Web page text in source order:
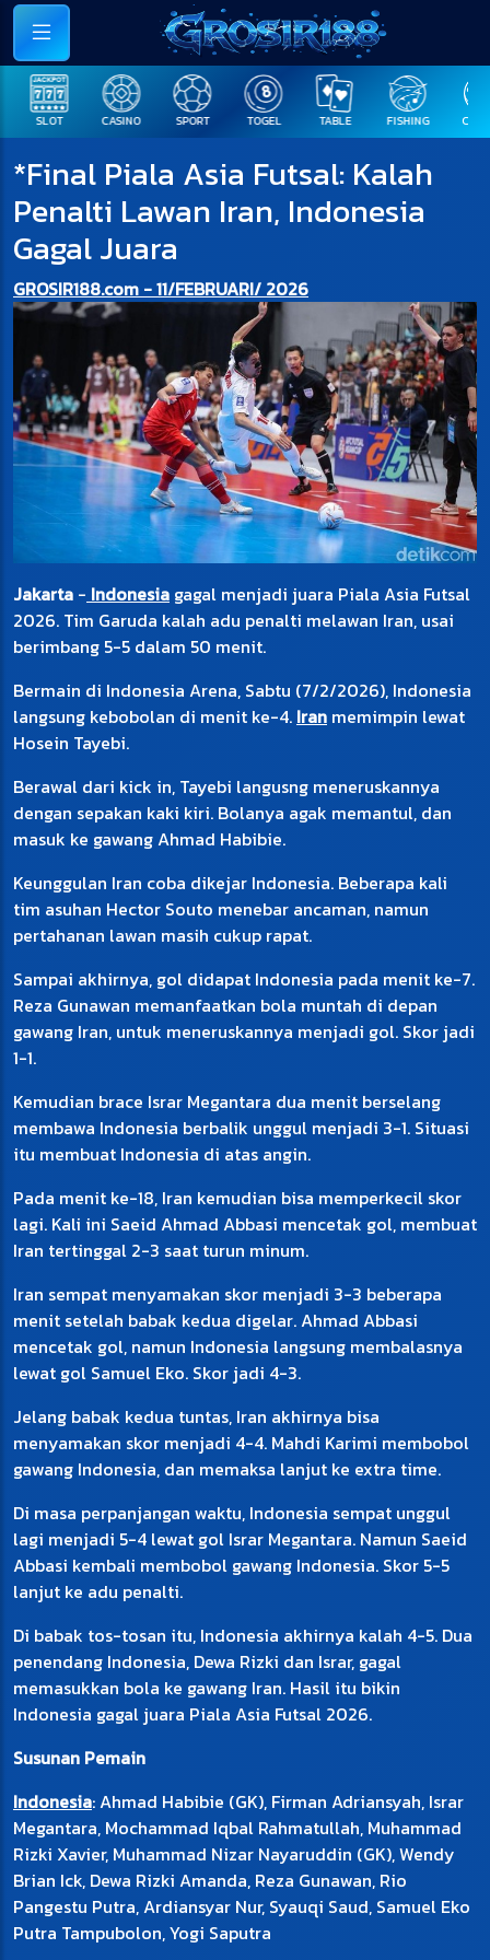
SLOT CASINO SPORT TOGEL TABLE FISHING COCK
*Final Piala Asia Futsal: Kalah
Penalti Lawan Iran, Indonesia
Gagal Juara
GROSIR188.com - 11/FEBRUARI/ 2026
Jakarta - Indonesia gagal menjadi juara Piala Asia Futsal
2026. Tim Garuda kalah adu penalti melawan Iran, usai
berimbang 5-5 dalam 50 menit.
Bermain di Indonesia Arena, Sabtu (7/2/2026), Indonesia
langsung kebobolan di menit ke-4. Iran memimpin lewat
Hosein Tayebi.
Berawal dari kick in, Tayebi langusng meneruskannya
dengan sepakan kaki kiri. Bolanya agak memantul, dan
masuk ke gawang Ahmad Habibie.
Keunggulan Iran coba dikejar Indonesia. Beberapa kali
tim asuhan Hector Souto menebar ancaman, namun
pertahanan lawan masih cukup rapat.
Sampai akhirnya, gol didapat Indonesia pada menit ke-7.
Reza Gunawan memanfaatkan bola muntah di depan
gawang Iran, untuk meneruskannya menjadi gol. Skor jadi
1-1.
Kemudian brace Israr Megantara dua menit berselang
membawa Indonesia berbalik unggul menjadi 3-1. Situasi
itu membuat Indonesia di atas angin.
Pada menit ke-18, Iran kemudian bisa memperkecil skor
lagi. Kali ini Saeid Ahmad Abbasi mencetak gol, membuat
Iran tertinggal 2-3 saat turun minum.
Iran sempat menyamakan skor menjadi 3-3 beberapa
menit setelah babak kedua digelar. Ahmad Abbasi
mencetak gol, namun Indonesia langsung membalasnya
lewat gol Samuel Eko. Skor jadi 4-3.
Jelang babak kedua tuntas, Iran akhirnya bisa
menyamakan skor menjadi 4-4. Mahdi Karimi membobol
gawang Indonesia, dan memaksa lanjut ke extra time.
Di masa perpanjangan waktu, Indonesia sempat unggul
lagi menjadi 5-4 lewat gol Israr Megantara. Namun Saeid
Abbasi kembali membobol gawang Indonesia. Skor 5-5
lanjut ke adu penalti.
Di babak tos-tosan itu, Indonesia akhirnya kalah 4-5. Dua
penendang Indonesia, Dewa Rizki dan Israr, gagal
memasukkan bola ke gawang Iran. Hasil itu bikin
Indonesia gagal juara Piala Asia Futsal 2026.
Susunan Pemain
Indonesia: Ahmad Habibie (GK), Firman Adriansyah, Israr
Megantara, Mochammad Iqbal Rahmatullah, Muhammad
Rizki Xavier, Muhammad Nizar Nayaruddin (GK), Wendy
Brian Ick, Dewa Rizki Amanda, Reza Gunawan, Rio
Pangestu Putra, Ardiansyar Nur, Syauqi Saud, Samuel Eko
Putra Tampubolon, Yogi Saputra